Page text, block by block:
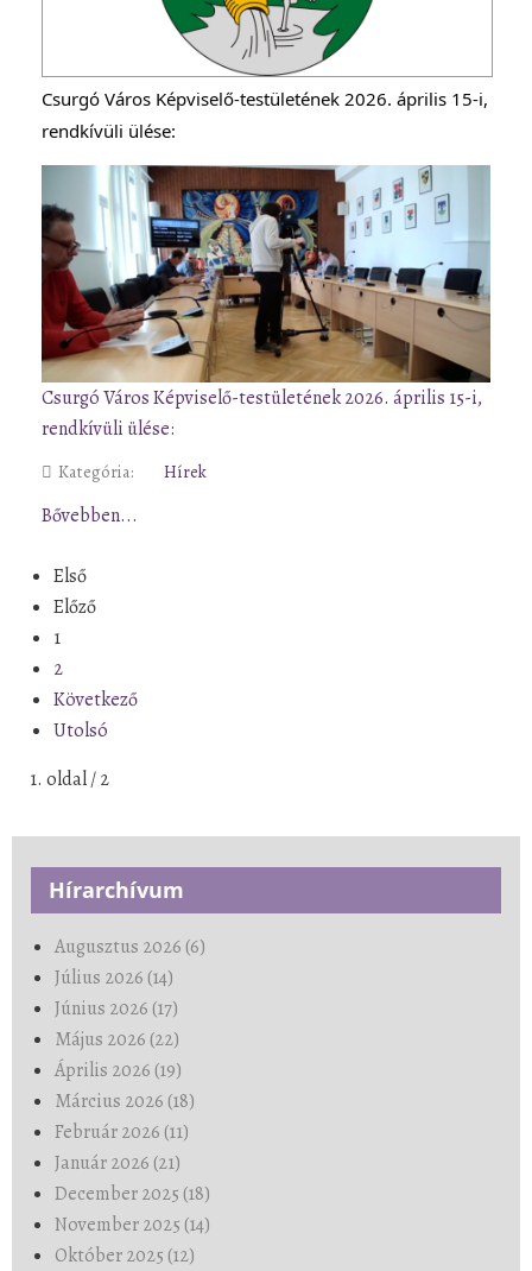
Csurgó Város Képviselő-testületének 2026. április 15-i,
rendkívüli ülése:
Csurgó Város Képviselő-testületének 2026. április 15-i,
rendkívüli ülése:
Kategória: Hírek
Bővebben...
Első
Előző
1
2
Következő
Utolsó
1. oldal / 2
Hírarchívum
Augusztus 2026 (6)
Július 2026 (14)
Június 2026 (17)
Május 2026 (22)
Április 2026 (19)
Március 2026 (18)
Február 2026 (11)
Január 2026 (21)
December 2025 (18)
November 2025 (14)
Október 2025 (12)